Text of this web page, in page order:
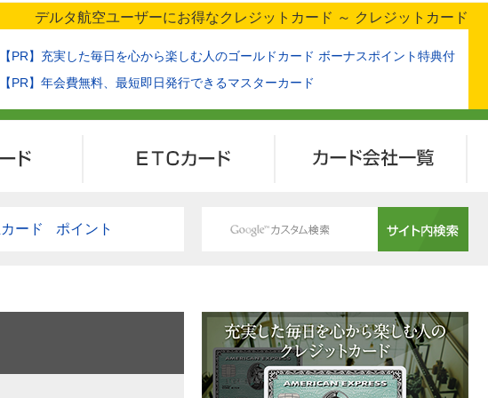
デルタ航空ユーザーにお得なクレジットカード ～ クレジットカード
【PR】充実した毎日を心から楽しむ人のゴールドカード ボーナスポイント特典付
【PR】年会費無料、最短即日発行できるマスターカード
ード ポイント